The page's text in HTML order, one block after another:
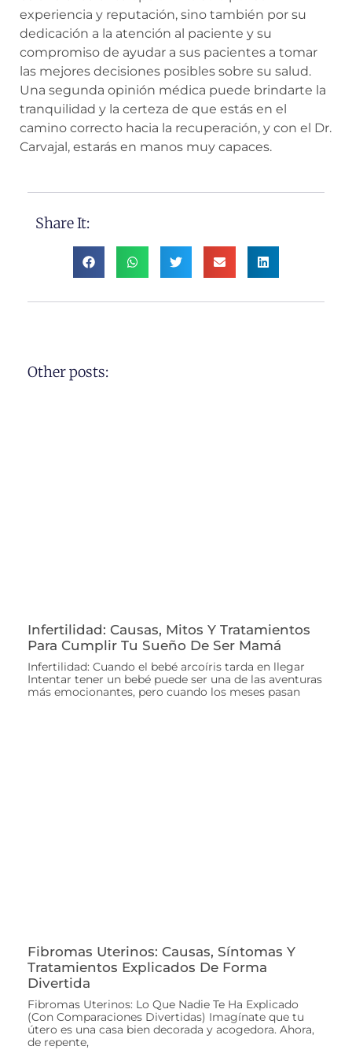
experiencia y reputación, sino también por su
dedicación a la atención al paciente y su
compromiso de ayudar a sus pacientes a tomar
las mejores decisiones posibles sobre su salud.
Una segunda opinión médica puede brindarte la
tranquilidad y la certeza de que estás en el
camino correcto hacia la recuperación, y con el Dr.
Carvajal, estarás en manos muy capaces.
Share It:
Other posts:
Infertilidad: Causas, Mitos Y Tratamientos
Para Cumplir Tu Sueño De Ser Mamá
Infertilidad: Cuando el bebé arcoíris tarda en llegar
Intentar tener un bebé puede ser una de las aventuras
más emocionantes, pero cuando los meses pasan
Fibromas Uterinos: Causas, Síntomas Y
Tratamientos Explicados De Forma
Divertida
Fibromas Uterinos: Lo Que Nadie Te Ha Explicado
(Con Comparaciones Divertidas) Imagínate que tu
útero es una casa bien decorada y acogedora. Ahora,
de repente,